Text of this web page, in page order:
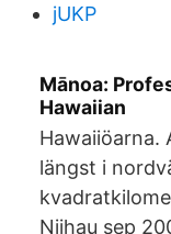
jUKP
Mānoa:
Hawaiian
Hawaiiöarna.
längst i
Niihau sep